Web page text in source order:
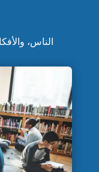
الناس،